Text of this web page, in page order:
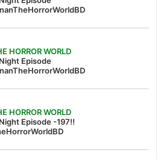
HORROR WORLD
Episode
HORROR WORLD
Episode -197!!‪